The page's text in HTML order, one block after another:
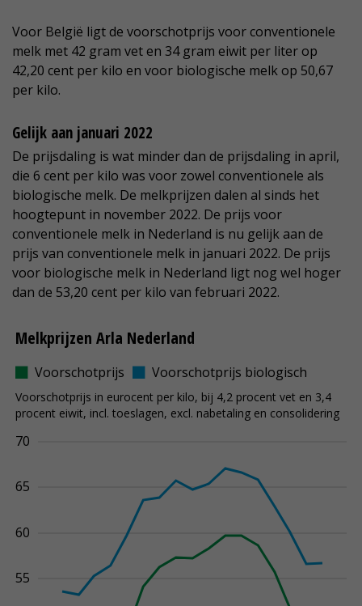
Voor België ligt de voorschotprijs voor conventionele
melk met 42 gram vet en 34 gram eiwit per liter op
42,20 cent per kilo en voor biologische melk op 50,67
per kilo.
Gelijk aan januari 2022
De prijsdaling is wat minder dan de prijsdaling in april,
die 6 cent per kilo was voor zowel conventionele als
biologische melk. De melkprijzen dalen al sinds het
hoogtepunt in november 2022. De prijs voor
conventionele melk in Nederland is nu gelijk aan de
prijs van conventionele melk in januari 2022. De prijs
voor biologische melk in Nederland ligt nog wel hoger
dan de 53,20 cent per kilo van februari 2022.